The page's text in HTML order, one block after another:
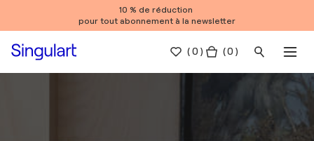
10 % de réduction
pour tout abonnement à la newsletter
(0 ) ( 0 )